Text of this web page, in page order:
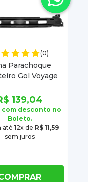
(0)
Parachoque
Gol Voyage
12 13 14 A 22
G8 17 A 23
139,04
com desconto no
Boleto.
até 12x de R$ 11,59
sem juros